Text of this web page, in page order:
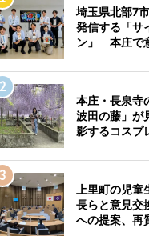
埼玉県北部7
発信する「サ
ン」 本庄で
本庄・長泉寺
波田の藤」
影するコスプ
上里町の児
長らと意見
への提案、再